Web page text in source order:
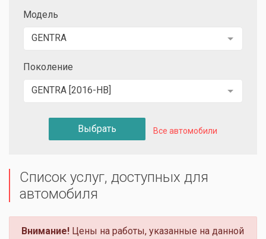
Модель
GENTRA
Поколение
GENTRA [2016-НВ]
Выбрать Все автомобили
Список услуг, доступных для
автомобиля
Внимание! Цены на работы, указанные на данной